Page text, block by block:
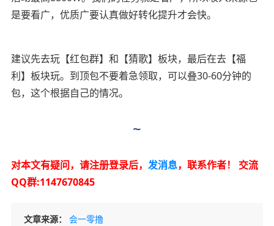
是要看广，优质广要认真做好转化提升才会快。
建议先去玩【红包群】和【猜歌】板块，最后在去【福
利】板块玩。到顶包不要着急领取，可以叠30-60分钟的
包，这个根据自己的情况。
~
对本文有疑问，请注册登录后， 发消息，联系作者！ 交流
QQ群:1147670845
文章来源：
会一零撸